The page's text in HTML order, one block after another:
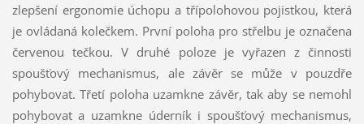
zlepšení ergonomie úchopu a třípolohovou pojistkou, která
je ovládaná kolečkem. První poloha pro střelbu je označena
červenou tečkou. V druhé poloze je vyřazen z činnosti
spoušťový mechanismus, ale závěr se může v pouzdře
pohybovat. Třetí poloha uzamkne závěr, tak aby se nemohl
pohybovat a uzamkne úderník i spoušťový mechanismus,